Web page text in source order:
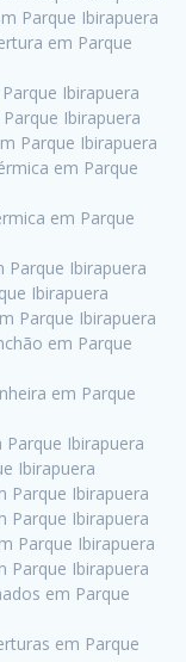
Parque Ibirapuera
em Parque
Ibirapuera
Ibirapuera
Parque Ibirapuera
em Parque
em Parque
Ibirapuera
Ibirapuera
Parque Ibirapuera
em Parque
em Parque
Ibirapuera
Ibirapuera
Parque Ibirapuera
Parque Ibirapuera
Parque Ibirapuera
Parque Ibirapuera
em Parque
em Parque